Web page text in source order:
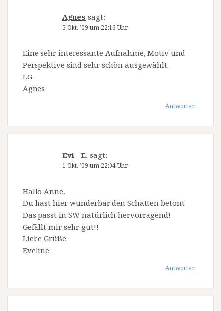
Agnes sagt:
5 Okt. ’09 um 22:16 Uhr
Eine sehr interessante Aufnahme, Motiv und
Perspektive sind sehr schön ausgewählt.
LG
Agnes
Antworten
Evi - E. sagt:
1 Okt. ’09 um 22:04 Uhr
Hallo Anne,
Du hast hier wunderbar den Schatten betont.
Das passt in SW natürlich hervorragend!
Gefällt mir sehr gut!!
Liebe Grüße
Eveline
Antworten